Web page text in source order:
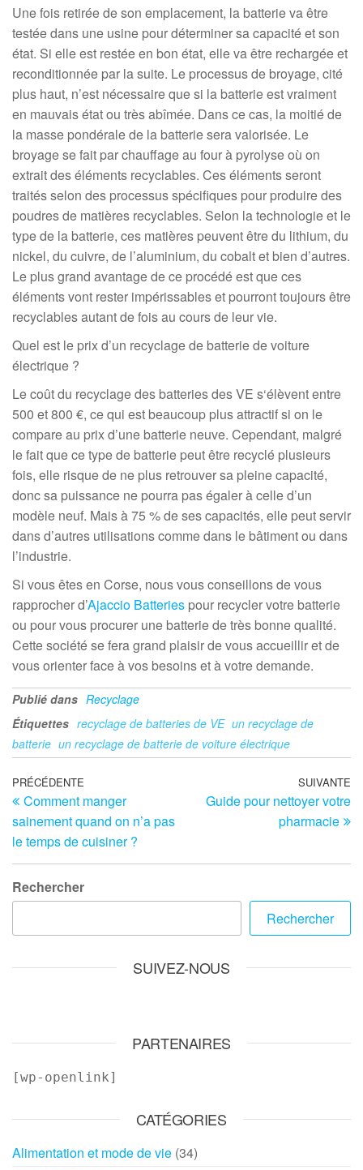
Une fois retirée de son emplacement, la batterie va être
testée dans une usine pour déterminer sa capacité et son
état. Si elle est restée en bon état, elle va être rechargée et
reconditionnée par la suite. Le processus de broyage, cité
plus haut, n’est nécessaire que si la batterie est vraiment
en mauvais état ou très abîmée. Dans ce cas, la moitié de
la masse pondérale de la batterie sera valorisée. Le
broyage se fait par chauffage au four à pyrolyse où on
extrait des éléments recyclables. Ces éléments seront
traités selon des processus spécifiques pour produire des
poudres de matières recyclables. Selon la technologie et le
type de la batterie, ces matières peuvent être du lithium, du
nickel, du cuivre, de l’aluminium, du cobalt et bien d’autres.
Le plus grand avantage de ce procédé est que ces
éléments vont rester impérissables et pourront toujours être
recyclables autant de fois au cours de leur vie.
Quel est le prix d’un recyclage de batterie de voiture
électrique ?
Le coût du recyclage des batteries des VE s‘élèvent entre
500 et 800 €, ce qui est beaucoup plus attractif si on le
compare au prix d’une batterie neuve. Cependant, malgré
le fait que ce type de batterie peut être recyclé plusieurs
fois, elle risque de ne plus retrouver sa pleine capacité,
donc sa puissance ne pourra pas égaler à celle d’un
modèle neuf. Mais à 75 % de ses capacités, elle peut servir
dans d’autres utilisations comme dans le bâtiment ou dans
l’industrie.
Si vous êtes en Corse, nous vous conseillons de vous
rapprocher d’Ajaccio Batteries pour recycler votre batterie
ou pour vous procurer une batterie de très bonne qualité.
Cette société se fera grand plaisir de vous accueillir et de
vous orienter face à vos besoins et à votre demande.
Publié dans Recyclage
Étiquettes recyclage de batteries de VE un recyclage de
batterie un recyclage de batterie de voiture électrique
Navigation
de
l’article
Article
précédent
PRÉCÉDENTE
Comment manger
sainement quand on n’a pas
le temps de cuisiner ?
SUIVANTE
Guide pour nettoyer votre
pharmacie
Rechercher
Rechercher
SUIVEZ-NOUS
PARTENAIRES
[wp-openlink]
CATÉGORIES
Alimentation et mode de vie (34)